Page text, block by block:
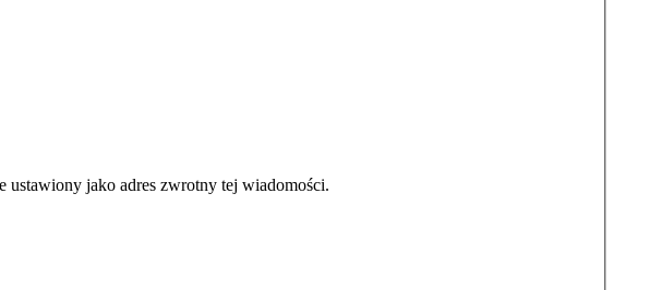
ustawiony jako adres zwrotny tej wiadomości.